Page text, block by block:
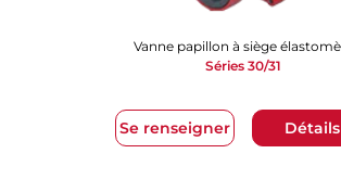
Se renseigner Détails
Vanne papillon à siège
Séries 30/31